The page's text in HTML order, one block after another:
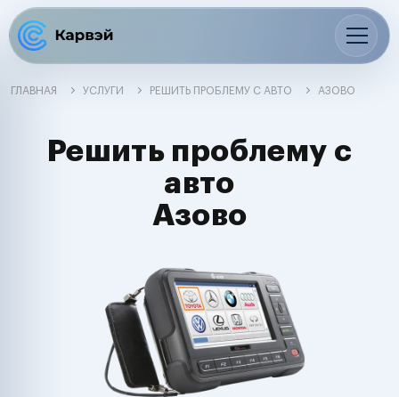
ГЛАВНАЯ УСЛУГИ РЕШИТЬ ПРОБЛЕМУ С АВТО АЗОВО
Решить проблему с
авто
Азово